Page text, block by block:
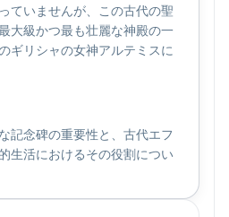
ていませんが、この古代の聖
大級かつ最も壮麗な神殿の一
ギリシャの女神アルテミスに
記念碑の重要性と、古代エフ
生活におけるその役割につい